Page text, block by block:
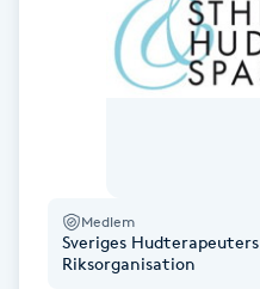
Friskvårdsmassage
FärgningMedlem
Sveriges Hudterapeuters
Riksorganisation